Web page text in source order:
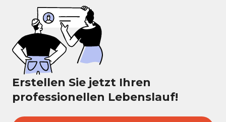
Erstellen Sie jetzt Ihren
professionellen Lebenslauf!